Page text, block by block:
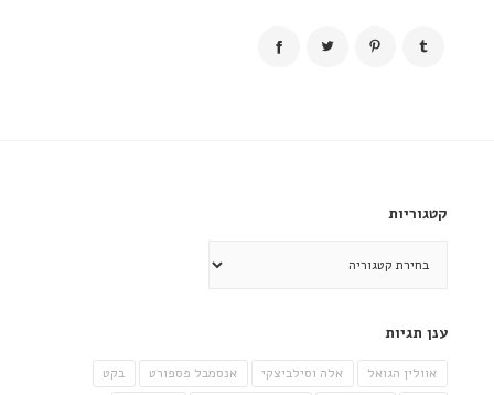
קטגוריות
ענן תגיות
אוולין הגואל אלה וסילביצקי אנסמבל פספורט
בקט